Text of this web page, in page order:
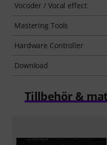
Vocoder / Vocal effect
Mastering Tools
Hardware Controller
Download
Tillbehör &